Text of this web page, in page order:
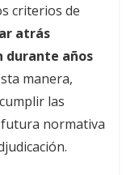
criterios de
atrás
durante años
manera,
las
normativa